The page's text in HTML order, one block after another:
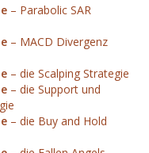
– Parabolic SAR
– MACD Divergenz
– die Scalping Strategie
– die Support und
– die Buy and Hold